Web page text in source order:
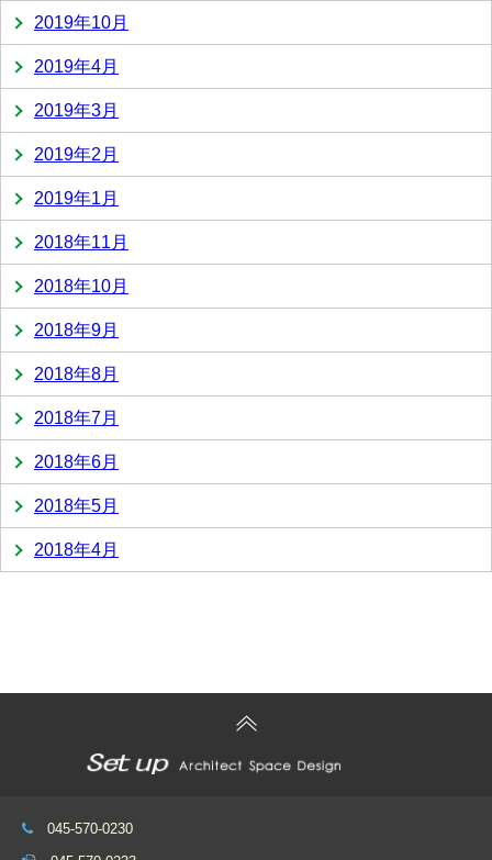
2019年10月
2019年4月
2019年3月
2019年2月
2019年1月
2018年11月
2018年10月
2018年9月
2018年8月
2018年7月
2018年6月
2018年5月
2018年4月
045-570-0230